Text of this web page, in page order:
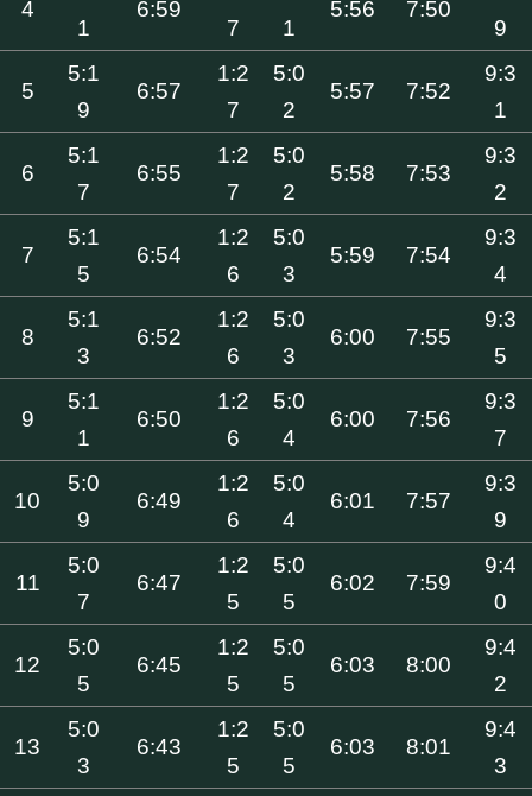
4
1
6:59
7
1
5:56 7:50
9
5
5:1
9
6:57
1:2
7
5:0
2
5:57 7:52
9:3
1
6
5:1
7
6:55
1:2
7
5:0
2
5:58 7:53
9:3
2
7
5:1
5
6:54
1:2
6
5:0
3
5:59 7:54
9:3
4
8
5:1
3
6:52
1:2
6
5:0
3
6:00 7:55
9:3
5
9
5:1
1
6:50
1:2
6
5:0
4
6:00 7:56
9:3
7
10
5:0
9
6:49
1:2
6
5:0
4
6:01 7:57
9:3
9
11
5:0
7
6:47
1:2
5
5:0
5
6:02 7:59
9:4
0
12
5:0
5
6:45
1:2
5
5:0
5
6:03 8:00
9:4
2
13
5:0
3
6:43
1:2
5
5:0
5
6:03 8:01
9:4
3